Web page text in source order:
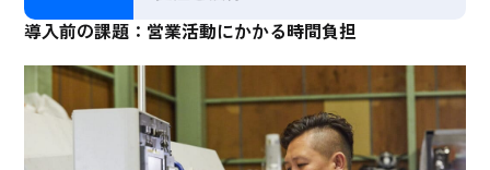
導入前の課題：営業活動にかかる時間負担